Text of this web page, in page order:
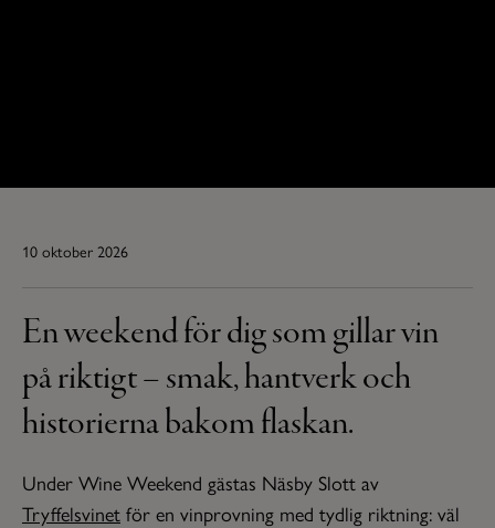
10 oktober 2026
En weekend för dig som gillar vin
på riktigt – smak, hantverk och
historierna bakom flaskan.
Under Wine Weekend gästas Näsby Slott av
Tryffelsvinet för en vinprovning med tydlig riktning: väl